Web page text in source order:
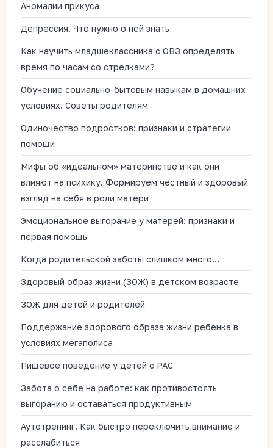
Аномалии прикуса
Депрессия. Что нужно о ней знать
Как научить младшеклассника с ОВЗ определять
время по часам со стрелками?
Обучение социально-бытовым навыкам в домашних
условиях. Советы родителям
Одиночество подростков: признаки и стратегии
помощи
Мифы об «идеальном» материнстве и как они
влияют на психику. Формируем честный и здоровый
взгляд на себя в роли матери
Эмоциональное выгорание у матерей: признаки и
первая помощь
Когда родительской заботы слишком много…
Здоровый образ жизни (ЗОЖ) в детском возрасте
ЗОЖ для детей и родителей
Поддержание здорового образа жизни ребенка в
условиях мегаполиса
Пищевое поведение у детей с РАС
Забота о себе на работе: как противостоять
выгоранию и оставаться продуктивным
Аутотренинг. Как быстро переключить внимание и
расслабиться